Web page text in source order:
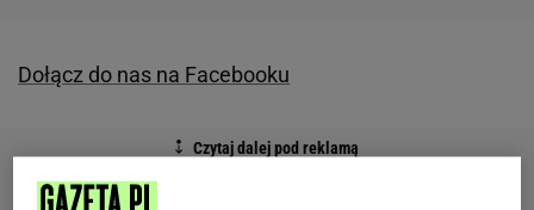
Dołącz do nas na Facebooku